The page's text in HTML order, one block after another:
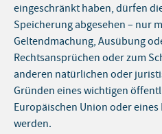
eingeschränkt haben, dürfen
Speicherung abgesehen – nur
Geltendmachung, Ausübung
Rechtsansprüchen oder zum
anderen natürlichen oder
Gründen eines wichtigen
Europäischen Union oder
werden.